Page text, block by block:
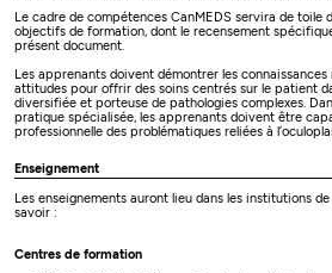
Le cadre de compétences CanMEDS servira de toile
objectifs de formation, dont le recensement
présent document.
Les apprenants doivent démontrer les connaissances
attitudes pour offrir des soins centrés sur le patient
diversifiée et porteuse de pathologies complexes.
pratique spécialisée, les apprenants doivent être
professionnelle des problématiques reliées à
Enseignement
Les enseignements auront lieu dans les institutions
savoir :
Centres de formation